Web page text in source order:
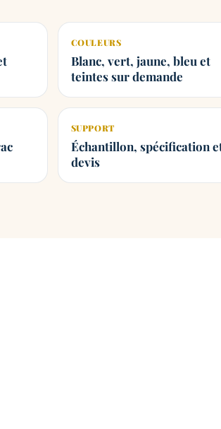
COULEURS
Blanc, vert, jaune, bleu et
teintes sur demande
SUPPORT
Échantillon, spécification
devis